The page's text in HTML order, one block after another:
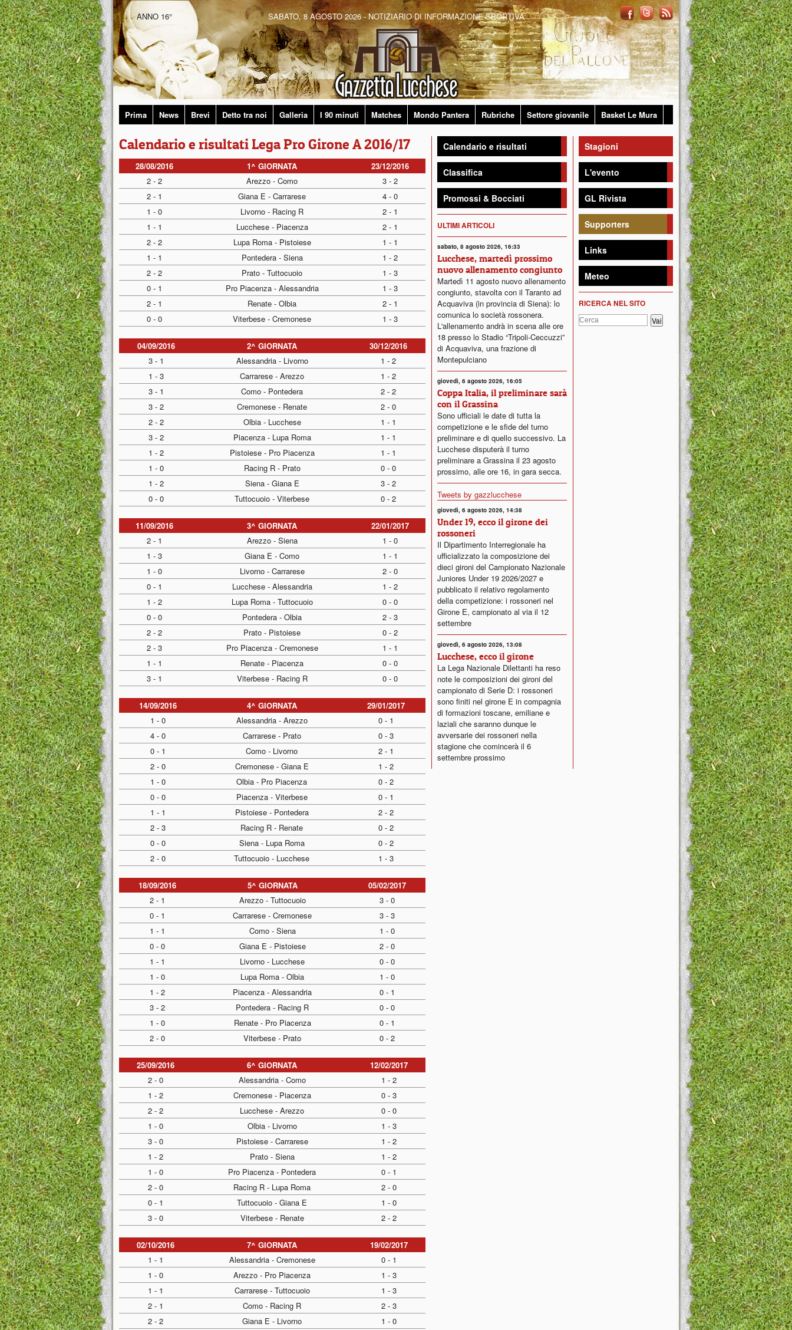
ANNO 16° SABATO, 8 AGOSTO 2026 - NOTIZIARIO DI INFORMAZIONE SPORTIVA
Prima News Brevi Detto tra noi Galleria I 90 minuti Matches Mondo Pantera Rubriche Settore giovanile Basket Le Mura
Calendario e risultati Lega Pro Girone A 2016/17
28/08/2016 1^ GIORNATA
23/12/2016
2 - 2
Arezzo - Como
3 - 2
2 - 1
Giana E - Carrarese
4 - 0
1 - 0
Livorno - Racing R
2 - 1
1 - 1
Lucchese - Piacenza
2 - 1
2 - 2
Lupa Roma - Pistoiese
1 - 1
1 - 1
Pontedera - Siena
1 - 2
2 - 2
Prato - Tuttocuoio
1 - 3
0 - 1
Pro Piacenza - Alessandria
1 - 3
2 - 1
Renate - Olbia
2 - 1
0 - 0
Viterbese - Cremonese 1 - 3
04/09/2016 2^ GIORNATA
30/12/2016
3 - 1
Alessandria - Livorno
1 - 2
1 - 3
Carrarese - Arezzo
1 - 2
3 - 1
Como - Pontedera
2 - 2
3 - 2
Cremonese - Renate
2 - 0
2 - 2
Olbia - Lucchese
1 - 1
3 - 2
Piacenza - Lupa Roma
1 - 1
1 - 2
Pistoiese - Pro Piacenza
1 - 1
1 - 0
Racing R - Prato
0 - 0
1 - 2
Siena - Giana E
3 - 2
0 - 0
Tuttocuoio - Viterbese 0 - 2
11/09/2016 3^ GIORNATA
22/01/2017
2 - 1
Arezzo - Siena
1 - 0
1 - 3
Giana E - Como
1 - 1
1 - 0
Livorno - Carrarese
2 - 0
0 - 1
Lucchese - Alessandria
1 - 2
1 - 2
Lupa Roma - Tuttocuoio
0 - 0
0 - 0
Pontedera - Olbia
2 - 3
2 - 2
Prato - Pistoiese
0 - 2
2 - 3
Pro Piacenza - Cremonese
1 - 1
1 - 1
Renate - Piacenza
0 - 0
3 - 1
Viterbese - Racing R 0 - 0
14/09/2016 4^ GIORNATA
29/01/2017
1 - 0
Alessandria - Arezzo
0 - 1
4 - 0
Carrarese - Prato
0 - 3
0 - 1
Como - Livorno
2 - 1
2 - 0
Cremonese - Giana E
1 - 2
1 - 0
Olbia - Pro Piacenza
0 - 2
0 - 0
Piacenza - Viterbese
0 - 1
1 - 1
Pistoiese - Pontedera
2 - 2
2 - 3
Racing R - Renate
0 - 2
0 - 0
Siena - Lupa Roma
0 - 2
2 - 0
Tuttocuoio - Lucchese 1 - 3
18/09/2016 5^ GIORNATA
05/02/2017
2 - 1
Arezzo - Tuttocuoio
3 - 0
0 - 1
Carrarese - Cremonese
3 - 3
1 - 1
Como - Siena
1 - 0
0 - 0
Giana E - Pistoiese
2 - 0
1 - 1
Livorno - Lucchese
0 - 0
1 - 0
Lupa Roma - Olbia
1 - 0
1 - 2
Piacenza - Alessandria
0 - 1
3 - 2
Pontedera - Racing R
0 - 0
1 - 0
Renate - Pro Piacenza
0 - 1
2 - 0
Viterbese - Prato 0 - 2
25/09/2016 6^ GIORNATA
12/02/2017
2 - 0
Alessandria - Como
1 - 2
1 - 2
Cremonese - Piacenza
0 - 3
2 - 2
Lucchese - Arezzo
0 - 0
1 - 0
Olbia - Livorno
1 - 3
3 - 0
Pistoiese - Carrarese
1 - 2
1 - 2
Prato - Siena
1 - 2
1 - 0
Pro Piacenza - Pontedera
0 - 1
2 - 0
Racing R - Lupa Roma
2 - 0
0 - 1
Tuttocuoio - Giana E
1 - 0
3 - 0
Viterbese - Renate 2 - 2
02/10/2016 7^ GIORNATA
19/02/2017
1 - 1
Alessandria - Cremonese
0 - 1
1 - 0
Arezzo - Pro Piacenza
1 - 3
1 - 1
Carrarese - Tuttocuoio
1 - 3
2 - 1
Como - Racing R
2 - 3
2 - 2
Giana E - Livorno
1 - 0
Calendario e risultati
Classifica
Promossi & Bocciati
ULTIMI ARTICOLI
sabato, 8 agosto 2026, 16:33
Lucchese, martedì prossimo
nuovo allenamento congiunto
Martedì 11 agosto nuovo allenamento
congiunto, stavolta con il Taranto ad
Acquaviva (in provincia di Siena): lo
comunica lo società rossonera.
L'allenamento andrà in scena alle ore
18 presso lo Stadio “Tripoli-Ceccuzzi”
di Acquaviva, una frazione di
Montepulciano
giovedì, 6 agosto 2026, 16:05
Coppa Italia, il preliminare sarà
con il Grassina
Sono ufficiali le date di tutta la
competizione e le sfide del turno
preliminare e di quello successivo. La
Lucchese disputerà il turno
preliminare a Grassina il 23 agosto
prossimo, alle ore 16, in gara secca.
Tweets by gazzlucchese
giovedì, 6 agosto 2026, 14:38
Under 19, ecco il girone dei
rossoneri
Il Dipartimento Interregionale ha
ufficializzato la composizione dei
dieci gironi del Campionato Nazionale
Juniores Under 19 2026/2027 e
pubblicato il relativo regolamento
della competizione: i rossoneri nel
Girone E, campionato al via il 12
settembre
giovedì, 6 agosto 2026, 13:08
Lucchese, ecco il girone
La Lega Nazionale Dilettanti ha reso
note le composizioni dei gironi del
campionato di Serie D: i rossoneri
sono finiti nel girone E in compagnia
di formazioni toscane, emiliane e
laziali che saranno dunque le
avversarie dei rossoneri nella
stagione che comincerà il 6
settembre prossimo
Stagioni
L'evento
GL Rivista
Supporters
Links
Meteo
RICERCA NEL SITO